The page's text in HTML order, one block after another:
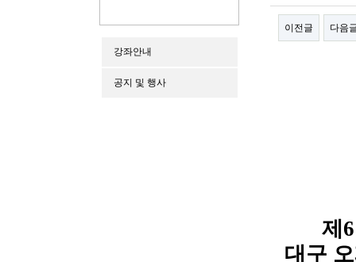
강좌안내
공지 및 행사
이전글 다음
제
대구